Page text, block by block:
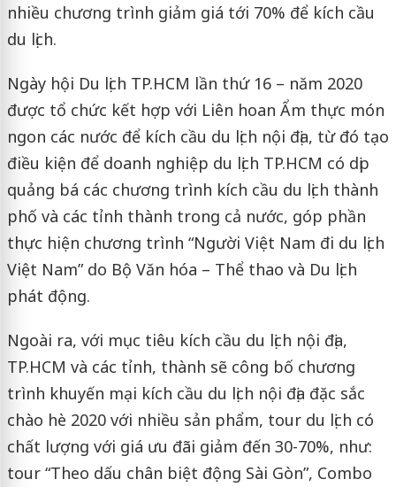
nhiều chương trình giảm giá tới 70% để kích cầu
du lịch.
Ngày hội Du lịch TP.HCM lần thứ 16 – năm 2020
được tổ chức kết hợp với Liên hoan Ẩm thực món
ngon các nước để kích cầu du lịch nội địa, từ đó tạo
điều kiện để doanh nghiệp du lịch TP.HCM có dịp
quảng bá các chương trình kích cầu du lịch thành
phố và các tỉnh thành trong cả nước, góp phần
thực hiện chương trình “Người Việt Nam đi du lịch
Việt Nam” do Bộ Văn hóa – Thể thao và Du lịch
phát động.
Ngoài ra, với mục tiêu kích cầu du lịch nội địa,
TP.HCM và các tỉnh, thành sẽ công bố chương
trình khuyến mại kích cầu du lịch nội địa đặc sắc
chào hè 2020 với nhiều sản phẩm, tour du lịch có
chất lượng với giá ưu đãi giảm đến 30-70%, như:
tour “Theo dấu chân biệt động Sài Gòn”, Combo